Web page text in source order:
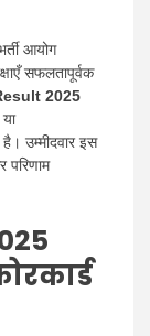
आयोग
सफलतापूर्वक
2025
उम्मीदवार इस